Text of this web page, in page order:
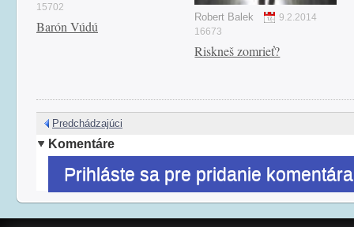
15702
Barón Vúdú
Robert Balek
9.2.2014
16673
Riskneš zomrieť?
Predchádzajúci
Komentáre
Prihláste sa pre pridanie komentára